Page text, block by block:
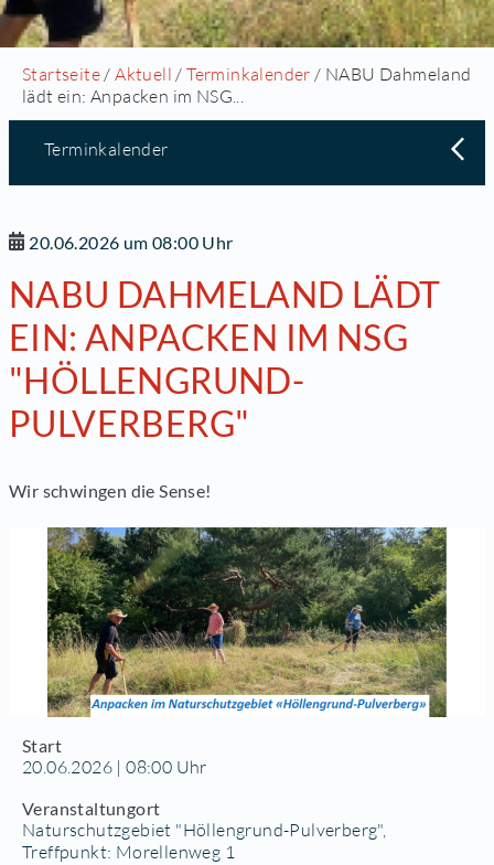
Startseite /Aktuell /Terminkalender / NABU Dahmeland
lädt ein: Anpacken im NSG...
Terminkalender
20.06.2026 um 08:00 Uhr
NABU DAHMELAND LÄDT
EIN: ANPACKEN IM NSG
"HÖLLENGRUND-
PULVERBERG"
Wir schwingen die Sense!
Start
20.06.2026 | 08:00 Uhr
Veranstaltungort
Naturschutzgebiet "Höllengrund-Pulverberg",
Treffpunkt: Morellenweg 1